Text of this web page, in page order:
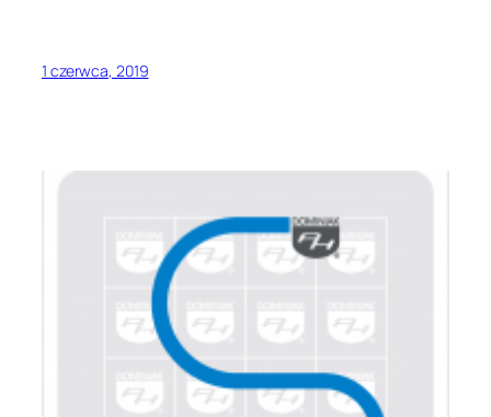
1 czerwca, 2019